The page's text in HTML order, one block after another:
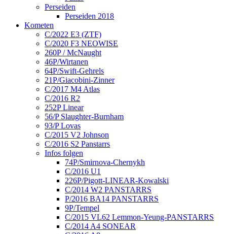
Perseiden
Perseiden 2018
Kometen
C/2022 E3 (ZTF)
C/2020 F3 NEOWISE
260P / McNaught
46P/Wirtanen
64P/Swift-Gehrels
21P/Giacobini-Zinner
C/2017 M4 Atlas
C/2016 R2
252P Linear
56/P Slaughter-Burnham
93/P Lovas
C/2015 V2 Johnson
C/2016 S2 Panstarrs
Infos folgen
74P/Smirnova-Chernykh
C/2016 U1
226P/Pigott-LINEAR-Kowalski
C/2014 W2 PANSTARRS
P/2016 BA14 PANSTARRS
9P/Tempel
C/2015 VL62 Lemmon-Yeung-PANSTARRS
C/2014 A4 SONEAR